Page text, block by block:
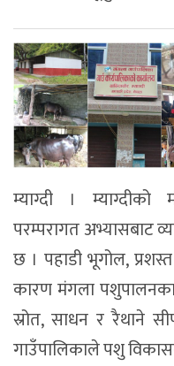
म्याग्दी ।
परम्परागत अभ्यासबाट
छ । पहाडी भूगोल,
कारण मंगला पशुपालनका
स्रोत, साधन र रैथाने
गाउँपालिकाले पशु